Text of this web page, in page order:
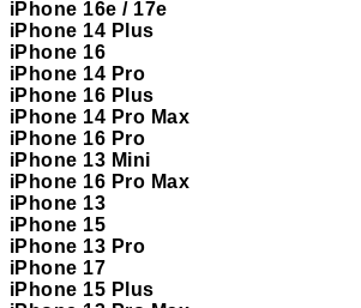
iPhone 16e / 17e
iPhone 14 Plus
iPhone 16
iPhone 14 Pro
iPhone 16 Plus
iPhone 14 Pro Max
iPhone 16 Pro
iPhone 13 Mini
iPhone 16 Pro Max
iPhone 13
iPhone 15
iPhone 13 Pro
iPhone 17
iPhone 15 Plus